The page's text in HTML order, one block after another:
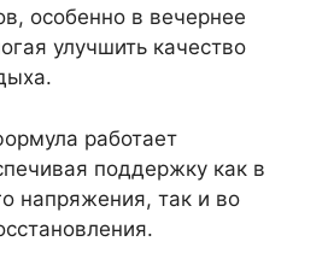
особенно в вечернее
улучшить качество
работает
поддержку как в
напряжения, так и во